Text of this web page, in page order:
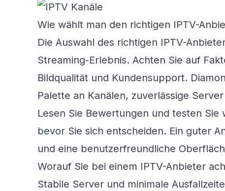
Wie wählt man den richtigen IPTV-
Die Auswahl des richtigen IPTV-
Streaming-Erlebnis. Achten Sie auf
Bildqualität und Kundensupport.
Palette an Kanälen, zuverlässige
Lesen Sie Bewertungen und testen
bevor Sie sich entscheiden. Ein guter
und eine benutzerfreundliche
Worauf Sie bei einem IPTV-Anbieter
Stabile Server und minimale